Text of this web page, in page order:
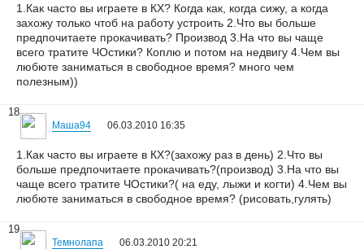
1.Как часто вы играете в КХ? Когда как, когда сижу, а когда
захожу только чтоб на работу устроить 2.Что вы больше
предпочитаете прокачивать? Производ 3.На что вы чаще
всего тратите ЧОстики? Коплю и потом на недвигу 4.Чем вы
любюте заниматься в свободное время? много чем
полезным))
18
Маша94 06.03.2010 16:35
1.Как часто вы играете в КХ?(захожу раз в день) 2.Что вы
больше предпочитаете прокачивать?(производ) 3.На что вы
чаще всего тратите ЧОстики?( на еду, лыжи и когти) 4.Чем вы
любюте заниматься в свободное время? (рисовать,гулять)
19
Темнолапа 06.03.2010 20:21